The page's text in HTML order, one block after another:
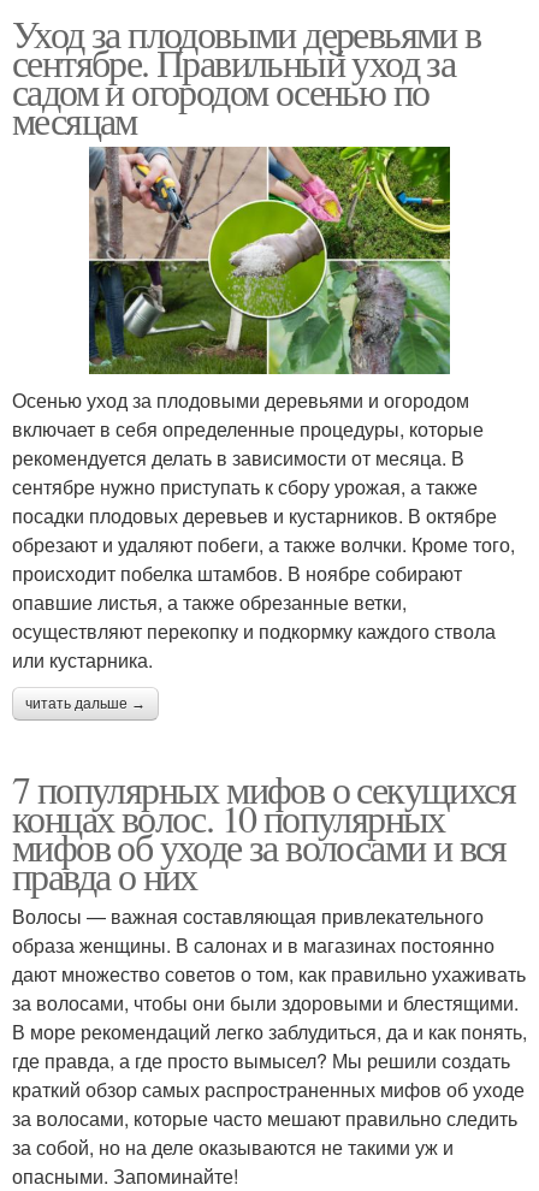
Уход за плодовыми деревьями в
сентябре. Правильный уход за
садом и огородом осенью по
месяцам
Осенью уход за плодовыми деревьями и огородом
включает в себя определенные процедуры, которые
рекомендуется делать в зависимости от месяца. В
сентябре нужно приступать к сбору урожая, а также
посадки плодовых деревьев и кустарников. В октябре
обрезают и удаляют побеги, а также волчки. Кроме того,
происходит побелка штамбов. В ноябре собирают
опавшие листья, а также обрезанные ветки,
осуществляют перекопку и подкормку каждого ствола
или кустарника.
читать дальше →
7 популярных мифов о секущихся
концах волос. 10 популярных
мифов об уходе за волосами и вся
правда о них
Волосы — важная составляющая привлекательного
образа женщины. В салонах и в магазинах постоянно
дают множество советов о том, как правильно ухаживать
за волосами, чтобы они были здоровыми и блестящими.
В море рекомендаций легко заблудиться, да и как понять,
где правда, а где просто вымысел? Мы решили создать
краткий обзор самых распространенных мифов об уходе
за волосами, которые часто мешают правильно следить
за собой, но на деле оказываются не такими уж и
опасными. Запоминайте!